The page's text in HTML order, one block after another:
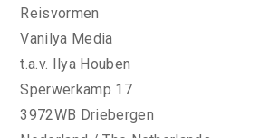
Reisvormen
Vanilya Media
t.a.v. Ilya Houben
Sperwerkamp 17
3972WB Driebergen